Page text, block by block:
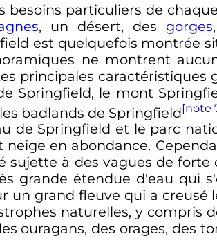
particuliers de
, un désert, des gorges
est quelquefois montrée
ne montrent
principales
Springfield, le mont
badlands de Springfield[note
de Springfield et le parc
en abondance.
sujette à des vagues de
grande étendue d'eau qui
un grand fleuve qui a creusé
naturelles, y compris
ouragans, des orages, des